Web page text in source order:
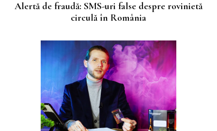
Alertă de fraudă: SMS-uri false despre rovinietă
circulă în România